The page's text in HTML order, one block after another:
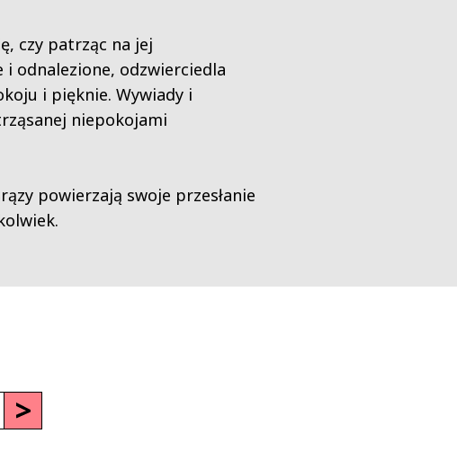
czy patrząc na jej
i odnalezione, odzwierciedla
i pięknie. Wywiady i
niepokojami
powierzają swoje przesłanie